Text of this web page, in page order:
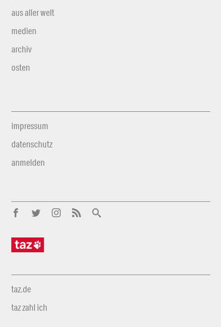
aus aller welt
medien
archiv
osten
impressum
datenschutz
anmelden
taz.de
taz zahl ich